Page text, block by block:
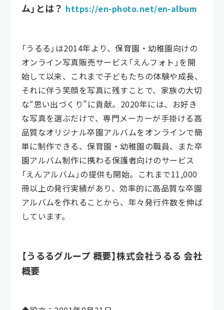
ム」とは？ https://en-photo.net/en-album
「うるる」は2014年より、保育園・幼稚園向けの
オンライン写真販売サービス「えんフォト」を開
始して以来、これまで子どもたちの体験や成長、
それに伴う笑顔を写真に残すことで、家族の大切
な“思い出づくり”に貢献。2020年には、お好き
な写真を選ぶだけで、専門メーカーが手掛ける高
品質なオリジナル卒園アルバムをオンラインで簡
単に制作できる、保育園・幼稚園の職員、また卒
園アルバム制作に携わる保護者向けのサービス
「えんアルバム」の提供も開始。これまで11,000
冊以上の発行実績があり、効率的に高品質な卒園
アルバムを作れることから、年々発行件数を伸ば
しています。
【うるるグループ 概要】株式会社うるる 会社
概要